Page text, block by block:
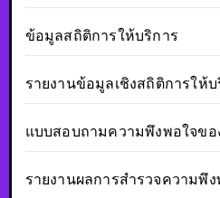
ข้อมูลสถิติการให้บริการ
รายงานข้อมูลเชิงสถิติการให้
แบบสอบถามความพึงพอใจขอ
รายงานผลการสำรวจความพึ